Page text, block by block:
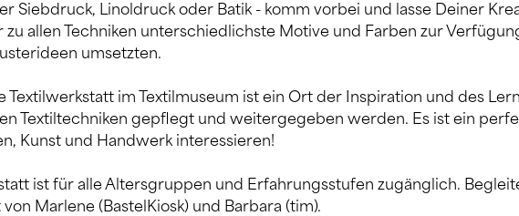
Siebdruck, Linoldruck oder Batik - komm vorbei und lasse Deiner
zu allen Techniken unterschiedlichste Motive und Farben zur
umsetzten.
Textilwerkstatt im Textilmuseum ist ein Ort der Inspiration und des
Textiltechniken gepflegt und weitergegeben werden. Es ist ein
Kunst und Handwerk interessieren!
ist für alle Altersgruppen und Erfahrungsstufen zugänglich.
Marlene (BastelKiosk) und Barbara (tim).